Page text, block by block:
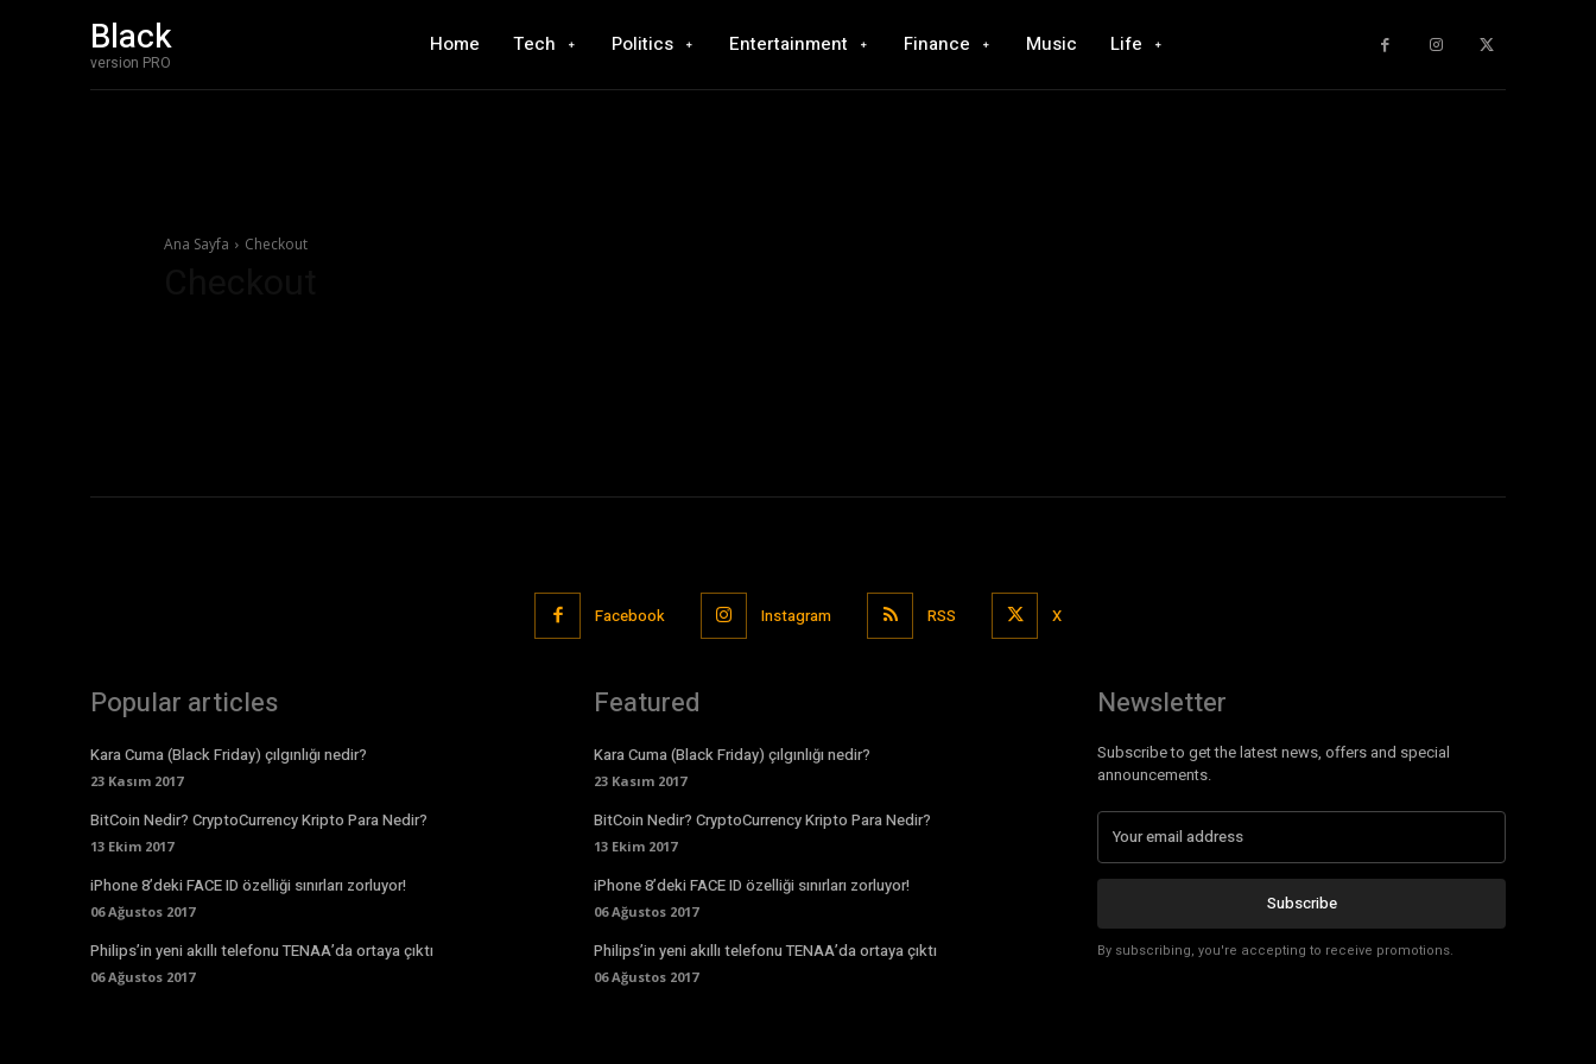
Black
version PRO
Home Tech Politics Entertainment Finance Music Life
Ana Sayfa Checkout
Facebook Instagram RSS X
Popular articles
Kara Cuma (Black Friday) çılgınlığı nedir?
23 Kasım 2017
BitCoin Nedir? CryptoCurrency Kripto Para Nedir?
13 Ekim 2017
iPhone 8’deki FACE ID özelliği sınırları zorluyor!
06 Ağustos 2017
Philips’in yeni akıllı telefonu TENAA’da ortaya çıktı
06 Ağustos 2017
Featured
Kara Cuma (Black Friday) çılgınlığı nedir?
23 Kasım 2017
BitCoin Nedir? CryptoCurrency Kripto Para Nedir?
13 Ekim 2017
iPhone 8’deki FACE ID özelliği sınırları zorluyor!
06 Ağustos 2017
Philips’in yeni akıllı telefonu TENAA’da ortaya çıktı
06 Ağustos 2017
Newsletter
Subscribe to get the latest news, offers and special
announcements.
Subscribe
By subscribing, you're accepting to receive promotions.